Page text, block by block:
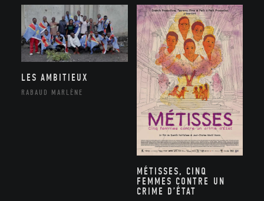
LES AMBITIEUX
RABAUD MARLÈNE
MÉTISSES, CINQ
FEMMES CONTRE UN
CRIME D’ÉTAT